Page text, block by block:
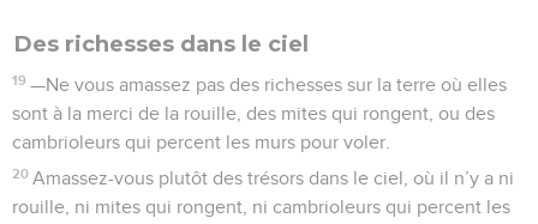
Des richesses dans le ciel
19 —Ne vous amassez pas des richesses sur la terre où elles
sont à la merci de la rouille, des mites qui rongent, ou des
cambrioleurs qui percent les murs pour voler.
20 Amassez-vous plutôt des trésors dans le ciel, où il n’y a ni
rouille, ni mites qui rongent, ni cambrioleurs qui percent les